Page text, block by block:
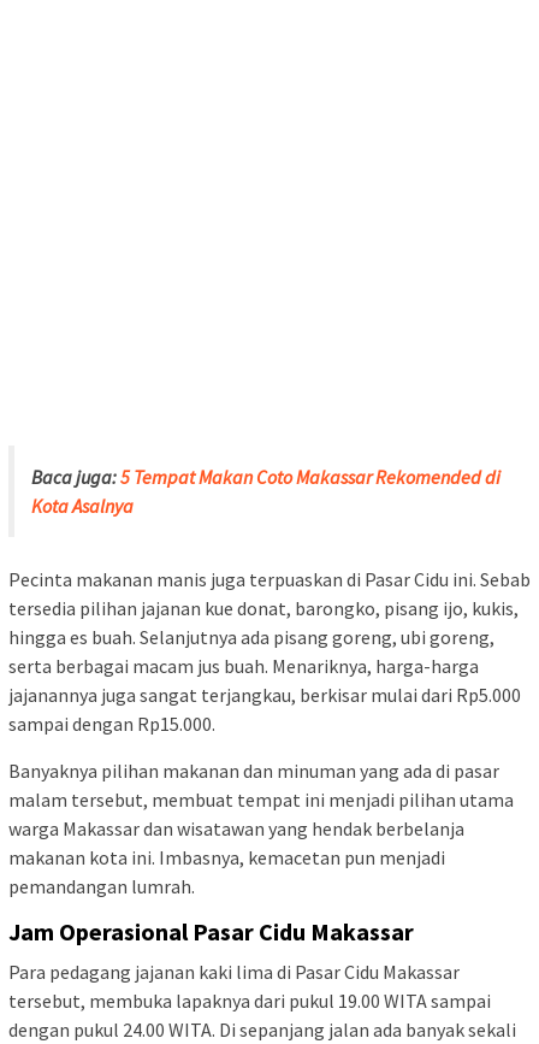
Baca juga:5 Tempat Makan Coto Makassar Rekomended di
Kota Asalnya
Pecinta makanan manis juga terpuaskan di Pasar Cidu ini. Sebab
tersedia pilihan jajanan kue donat, barongko, pisang ijo, kukis,
hingga es buah. Selanjutnya ada pisang goreng, ubi goreng,
serta berbagai macam jus buah. Menariknya, harga-harga
jajanannya juga sangat terjangkau, berkisar mulai dari Rp5.000
sampai dengan Rp15.000.
Banyaknya pilihan makanan dan minuman yang ada di pasar
malam tersebut, membuat tempat ini menjadi pilihan utama
warga Makassar dan wisatawan yang hendak berbelanja
makanan kota ini. Imbasnya, kemacetan pun menjadi
pemandangan lumrah.
Jam Operasional Pasar Cidu Makassar
Para pedagang jajanan kaki lima di Pasar Cidu Makassar
tersebut, membuka lapaknya dari pukul 19.00 WITA sampai
dengan pukul 24.00 WITA. Di sepanjang jalan ada banyak sekali